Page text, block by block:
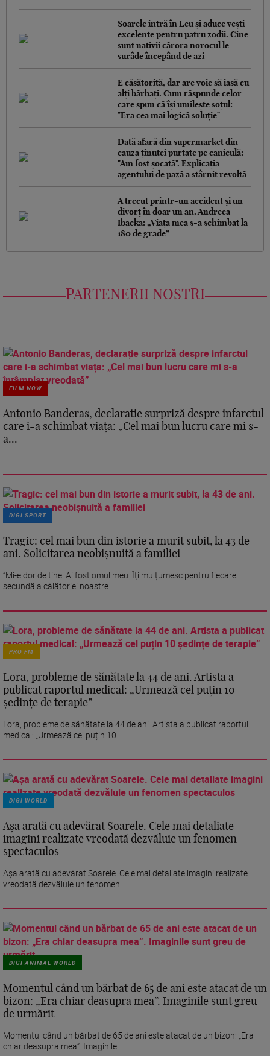
Soarele intră în Leu și aduce vești
excelente pentru patru zodii. Cine
sunt nativii cărora norocul le
surâde începând de azi
E căsătorită, dar are voie să iasă cu
alți bărbați. Cum răspunde celor
care spun că își umilește soțul:
"Era cea mai logică soluție"
Dată afară din supermarket din
cauza ținutei purtate pe caniculă:
"Am fost șocată". Explicația
agentului de pază a stârnit revoltă
A trecut printr-un accident și un
divorț în doar un an. Andreea
Ibacka: „Viața mea s-a schimbat la
180 de grade”
PARTENERII NOSTRI
FILM NOW
Antonio Banderas, declarație surpriză despre infarctul
care i-a schimbat viața: „Cel mai bun lucru care mi s-
a...
DIGI SPORT
Tragic: cel mai bun din istorie a murit subit, la 43 de
ani. Solicitarea neobișnuită a familiei
”Mi-e dor de tine. Ai fost omul meu. Îți mulțumesc pentru fiecare
secundă a călătoriei noastre...
PRO FM
Lora, probleme de sănătate la 44 de ani. Artista a
publicat raportul medical: „Urmează cel puțin 10
ședințe de terapie”
Lora, probleme de sănătate la 44 de ani. Artista a publicat raportul
medical: „Urmează cel puțin 10...
DIGI WORLD
Așa arată cu adevărat Soarele. Cele mai detaliate
imagini realizate vreodată dezvăluie un fenomen
spectaculos
Așa arată cu adevărat Soarele. Cele mai detaliate imagini realizate
vreodată dezvăluie un fenomen...
DIGI ANIMAL WORLD
Momentul când un bărbat de 65 de ani este atacat de un
bizon: „Era chiar deasupra mea”. Imaginile sunt greu
de urmărit
Momentul când un bărbat de 65 de ani este atacat de un bizon: „Era
chiar deasupra mea”. Imaginile...